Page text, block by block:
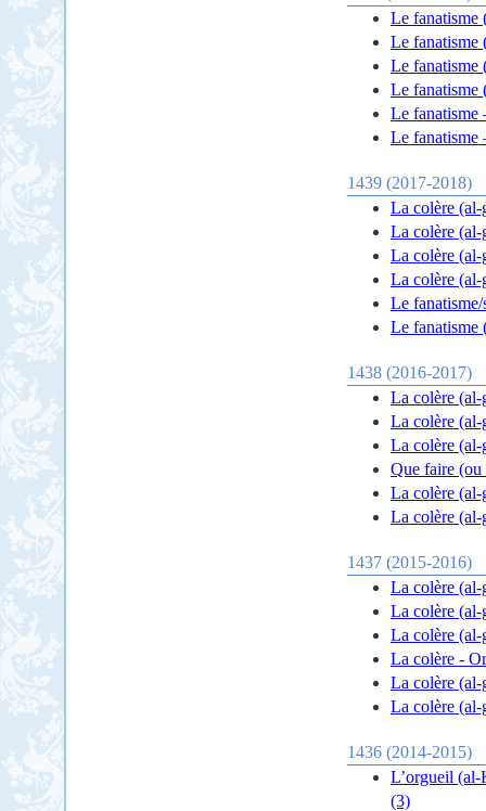
Le fanatisme
Le fanatisme
Le fanatisme
Le fanatisme
Le fanatisme
Le fanatisme
1439 (2017-2018)
La colère
La colère
La colère
La colère
Le
Le fanatisme
1438 (2016-2017)
La colère (al-
La colère (al-
La colère (al-
Que faire (ou
La colère (al-
La colère (al-
1437 (2015-2016)
La colère (al-
La colère (al-
La colère (al-
La colère -
La colère
La colère (al-
1436 (2014-2015)
L’orgueil (al-
(3)